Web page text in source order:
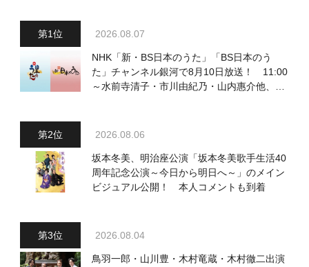
2026.08.07
NHK「新・BS日本のうた」「BS日本のう
た」チャンネル銀河で8月10日放送！ 11:00
～水前寺清子・市川由紀乃・山内惠介他、
2026.08.06
坂本冬美、明治座公演「坂本冬美歌手生活40
周年記念公演～今日から明日へ～」のメイン
ビジュアル公開！ 本人コメントも到着
2026.08.04
鳥羽一郎・山川豊・木村竜蔵・木村徹二出演